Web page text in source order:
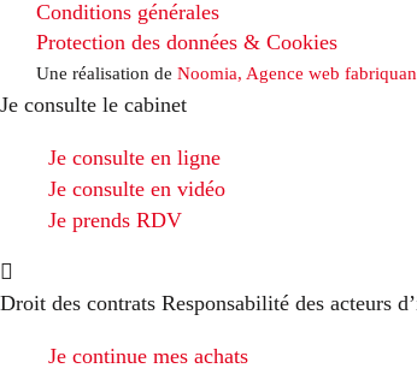
Conditions générales
Protection des données & Cookies
Une réalisation de Noomia, Agence web
Je consulte le cabinet
Je consulte en ligne
Je consulte en vidéo
Je prends RDV
Droit des contrats Responsabilité des acteurs
Je continue mes achats